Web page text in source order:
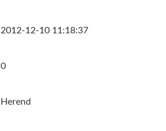
2012-12-10 11:18:37
0
Herend